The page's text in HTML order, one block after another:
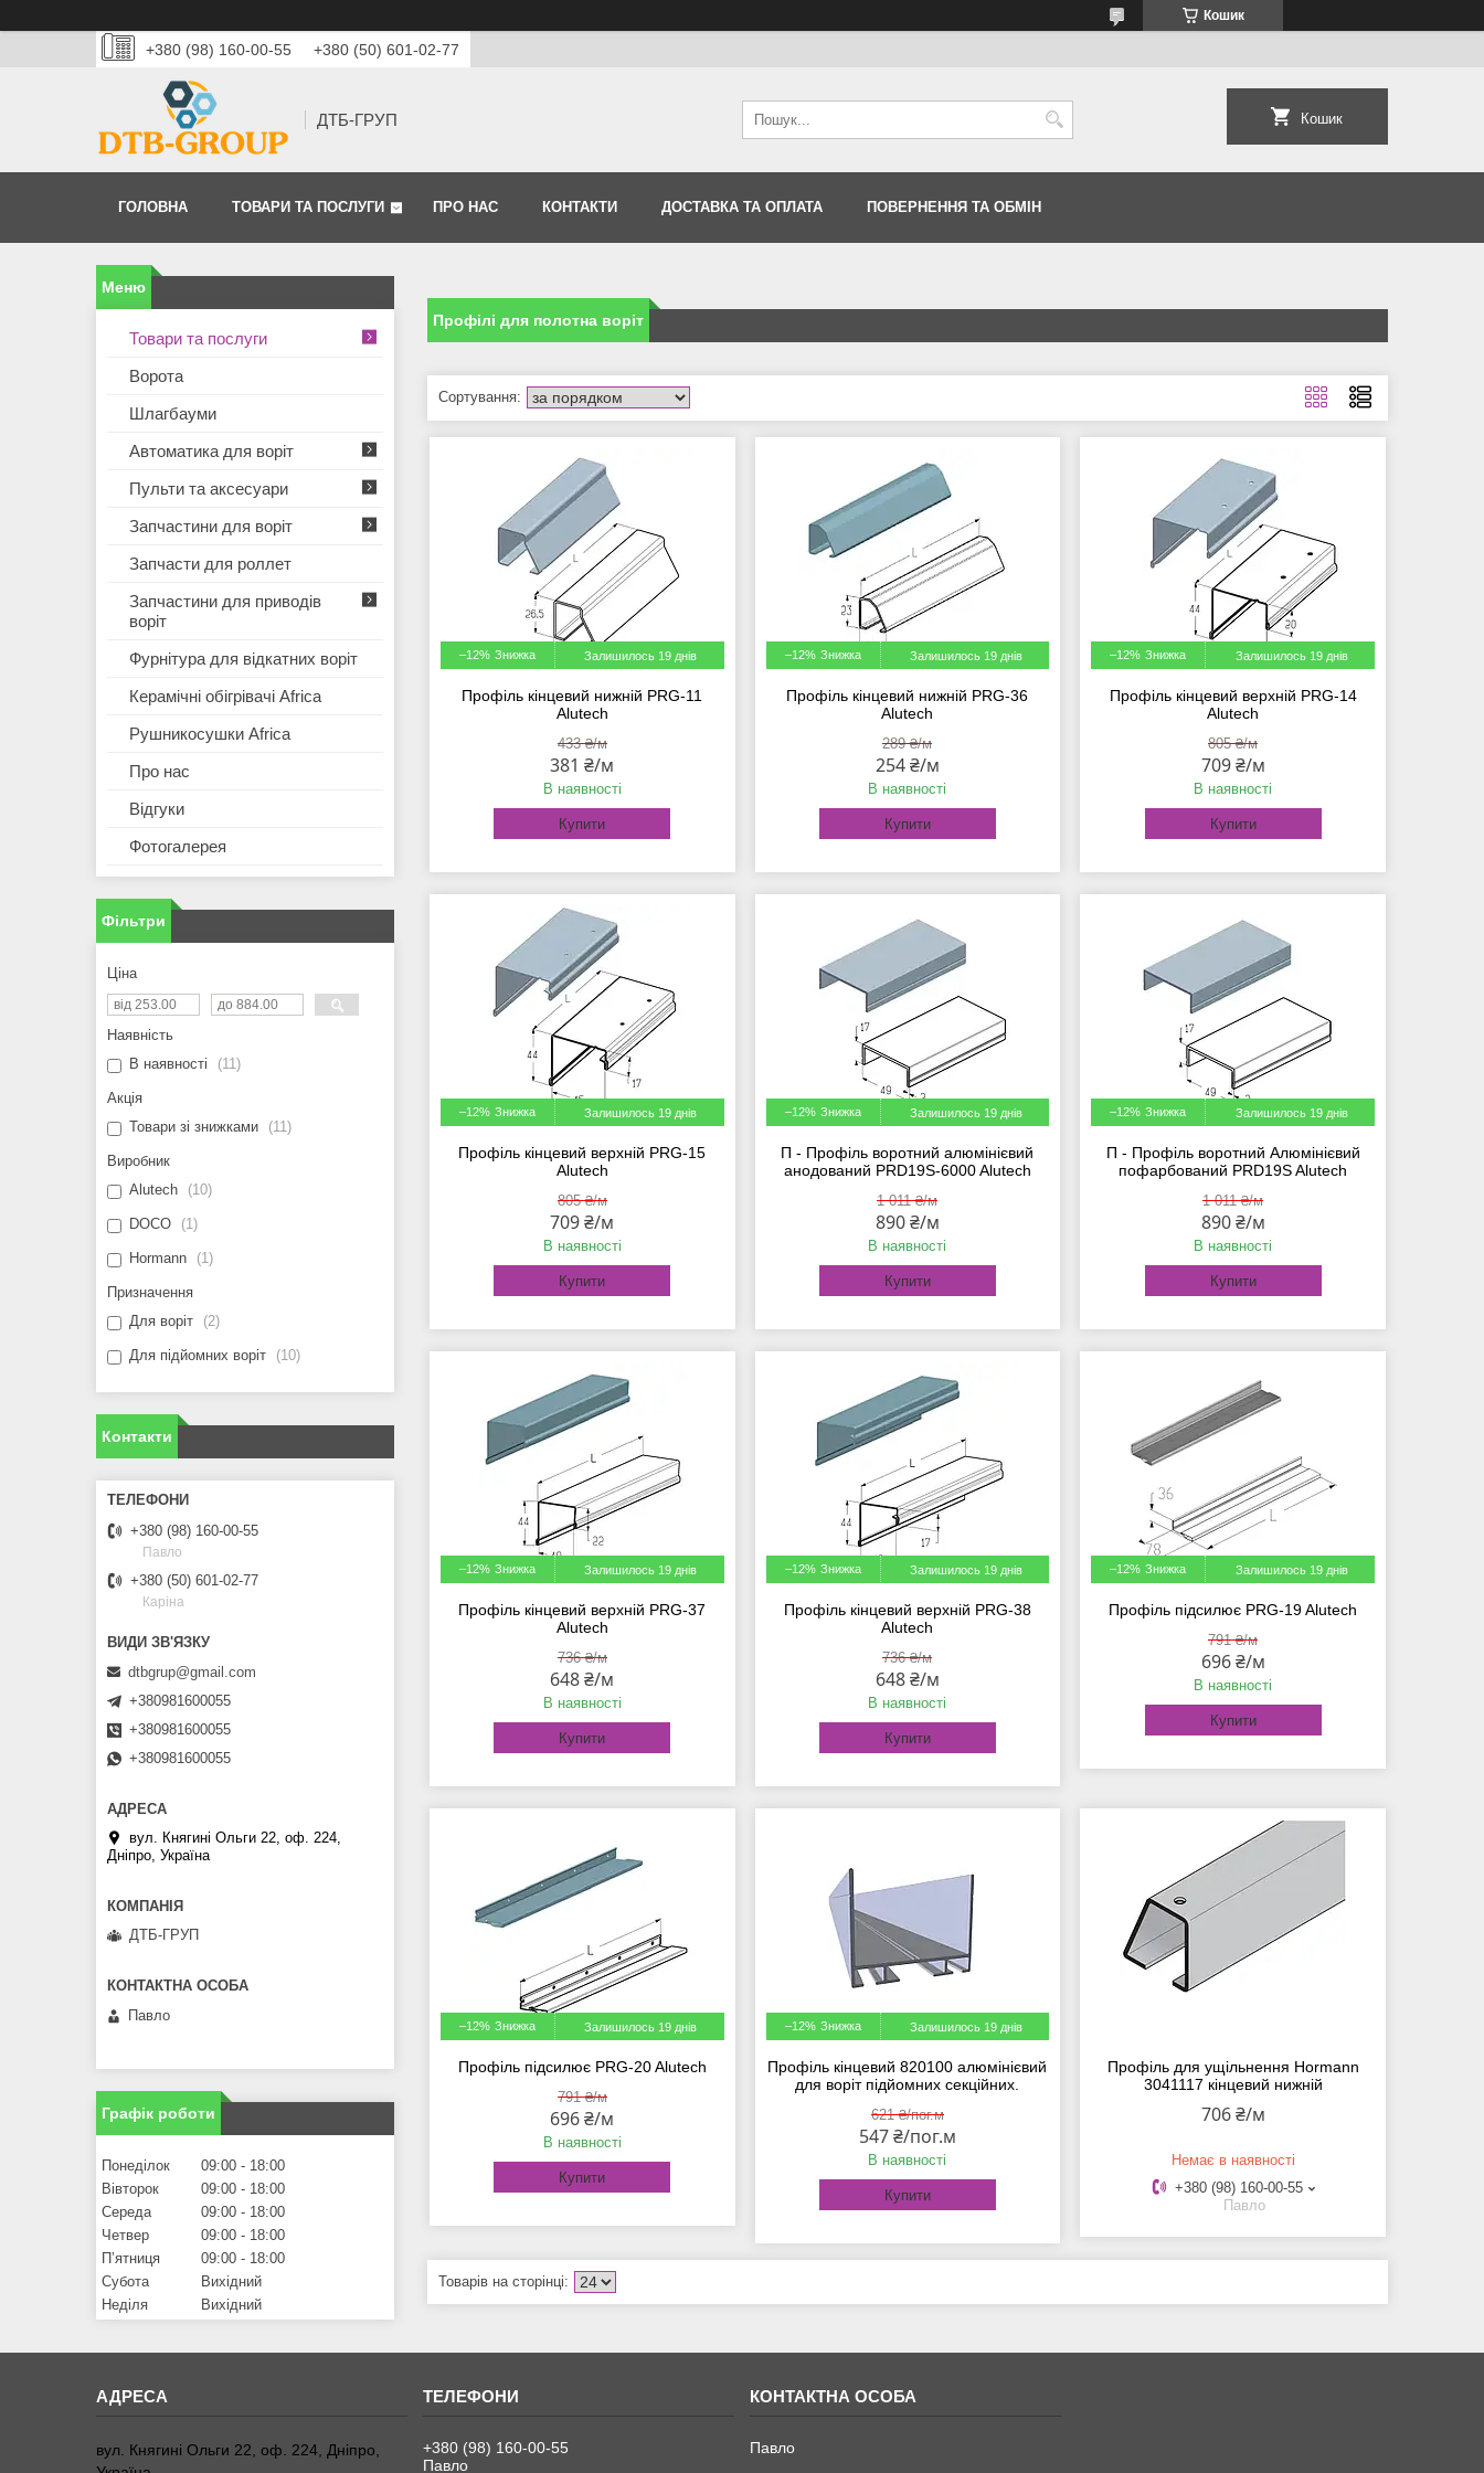
Кошик
+380 (98) 160-00-55 +380 (50) 601-02-77
ДТБ-ГРУП Кошик
ГОЛОВНА ТОВАРИ ТА ПОСЛУГИ ПРО НАС КОНТАКТИ ДОСТАВКА ТА ОПЛАТА ПОВЕРНЕННЯ ТА ОБМІН
Профілі для полотна воріт
–12% Залишилось 19 днів
Профіль кінцевий нижній PRG-11
Alutech
433 ₴/м
381 ₴/м
В наявності
Купити
–12% Залишилось 19 днів
Профіль кінцевий нижній PRG-36
Alutech
289 ₴/м
254 ₴/м
В наявності
Купити
–12% Залишилось 19 днів
Профіль кінцевий верхній PRG-14
Alutech
805 ₴/м
709 ₴/м
В наявності
Купити
–12% Залишилось 19 днів
Профіль кінцевий верхній PRG-15
Alutech
805 ₴/м
709 ₴/м
В наявності
Купити
–12% Залишилось 19 днів
П - Профіль воротний алюмінієвий
анодований PRD19S-6000 Alutech
1 011 ₴/м
890 ₴/м
В наявності
Купити
–12% Залишилось 19 днів
П - Профіль воротний Алюмінієвий
пофарбований PRD19S Alutech
1 011 ₴/м
890 ₴/м
В наявності
Купити
–12% Залишилось 19 днів
Профіль кінцевий верхній PRG-37
Alutech
736 ₴/м
648 ₴/м
В наявності
Купити
–12% Залишилось 19 днів
Профіль кінцевий верхній PRG-38
Alutech
736 ₴/м
648 ₴/м
В наявності
Купити
–12% Залишилось 19 днів
Профіль підсилює PRG-19 Alutech
791 ₴/м
696 ₴/м
В наявності
Купити
–12% Залишилось 19 днів
Профіль підсилює PRG-20 Alutech
791 ₴/м
696 ₴/м
В наявності
Купити
–12% Залишилось 19 днів
Профіль кінцевий 820100 алюмінієвий
для воріт підйомних секційних.
621 ₴/пог.м
547 ₴/пог.м
В наявності
Купити
Профіль для ущільнення Hormann
3041117 кінцевий нижній
706 ₴/м
Немає в наявності
+380 (98) 160-00-55
Павло
Товари та послуги
Ворота
Шлагбауми
Автоматика для воріт
Пульти та аксесуари
Запчастини для воріт
Запчасти для роллет
Запчастини для приводів
воріт
Фурнітура для відкатних воріт
Керамічні обігрівачі Africa
Рушникосушки Africa
Про нас
Відгуки
Фотогалерея
Фільтри
Ціна
Наявність
В наявності
11
Акція
Товари зі знижками
11
Виробник
Alutech
10
DOCO 1
Hormann 1
Призначення
Для воріт
2
Для підйомних воріт 10
Контакти
+380 (98) 160-00-55
Павло
+380 (50) 601-02-77
Каріна
dtbgrup@gmail.com
+380981600055
+380981600055
+380981600055
вул. Княгині Ольги 22, оф. 224,
Дніпро, Україна
ДТБ-ГРУП
Павло
Графік роботи
Понеділок 09:00
18:00
Вівторок
09:00
18:00
Середа
09:00
18:00
Четвер
09:00
18:00
Пʼятниця
09:00
18:00
Субота
Вихідний
Неділя
Вихідний
вул. Княгині Ольги 22, оф. 224, Дніпро,
+380 (98) 160-00-55
Павло
Павло